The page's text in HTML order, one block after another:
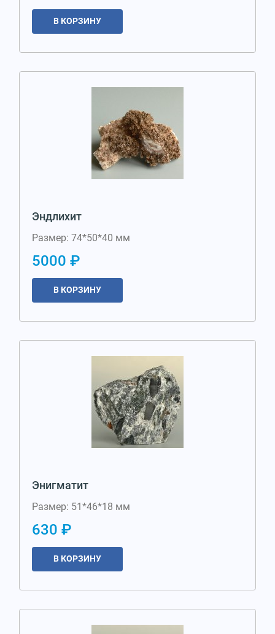
В КОРЗИНУ
Эндлихит
Размер: 74*50*40 мм
5000 ₽
В КОРЗИНУ
Энигматит
Размер: 51*46*18 мм
630 ₽
В КОРЗИНУ